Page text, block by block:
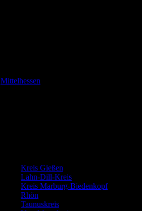
Mittelhessen
Kreis Gießen
Lahn-Dill-Kreis
Kreis Marburg-Biedenkopf
Rhön
Taunuskreis